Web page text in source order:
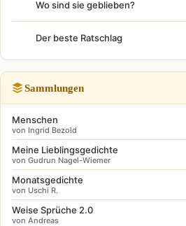
Wo sind sie geblieben?
Der beste Ratschlag
Sammlungen
Menschen
von Ingrid Bezold
Meine Lieblingsgedichte
von Gudrun Nagel-Wiemer
Monatsgedichte
von Uschi R.
Weise Sprüche 2.0
von Andreas